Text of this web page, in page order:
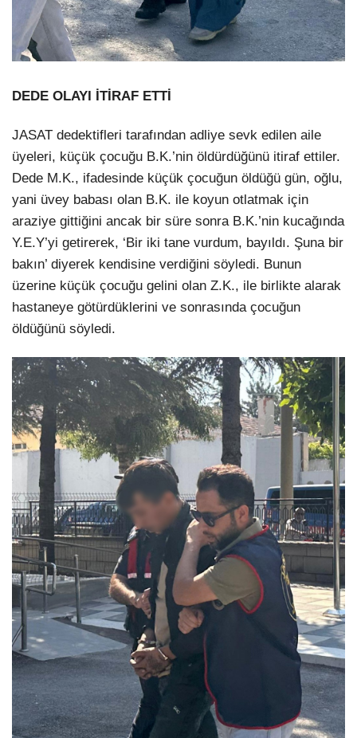
DEDE OLAYI İTİRAF ETTİ
JASAT dedektifleri tarafından adliye sevk edilen aile
üyeleri, küçük çocuğu B.K.’nin öldürdüğünü itiraf ettiler.
Dede M.K., ifadesinde küçük çocuğun öldüğü gün, oğlu,
yani üvey babası olan B.K. ile koyun otlatmak için
araziye gittiğini ancak bir süre sonra B.K.’nin kucağında
Y.E.Y’yi getirerek, ‘Bir iki tane vurdum, bayıldı. Şuna bir
bakın’ diyerek kendisine verdiğini söyledi. Bunun
üzerine küçük çocuğu gelini olan Z.K., ile birlikte alarak
hastaneye götürdüklerini ve sonrasında çocuğun
öldüğünü söyledi.